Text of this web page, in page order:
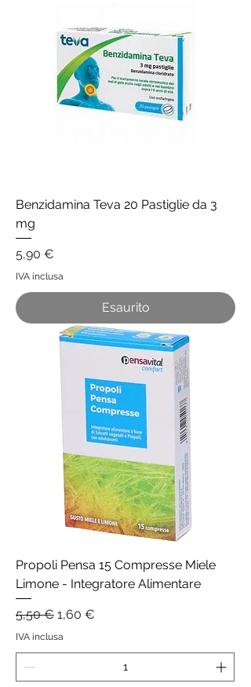
Benzidamina Teva 20 Pastiglie da 3
mg
Prezzo
5,90 €
IVA inclusa
Esaurito
Propoli Pensa 15 Compresse Miele
Limone - Integratore Alimentare
Prezzo regolare
5,50 € Prezzo scontato
1,60 €
IVA inclusa